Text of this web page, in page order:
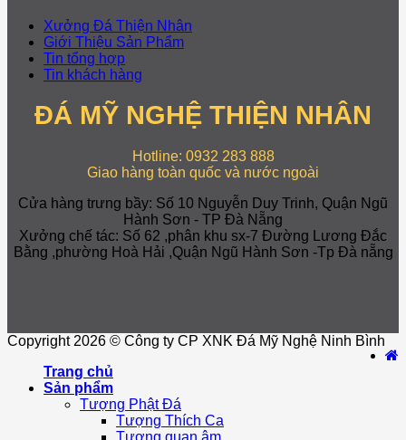
Xưởng Đá Thiện Nhân
Giới Thiệu Sản Phẩm
Tin tổng hợp
Tin khách hàng
ĐÁ MỸ NGHỆ THIỆN NHÂN
Hotline: 0932 283 888
Giao hàng toàn quốc và nước ngoài
Cửa hàng trưng bầy: Số 10 Nguyễn Duy Trinh, Quận Ngũ
Hành Sơn - TP Đà Nẵng
Xưởng chế tác: Số 62 ,phân khu sx-7 Đường Lương Đắc
Bằng ,phường Hoà Hải ,Quận Ngũ Hành Sơn -Tp Đà nẵng
Copyright 2026 © Công ty CP XNK Đá Mỹ Nghệ Ninh Bình
Trang chủ
Sản phẩm
Tượng Phật Đá
Tượng Thích Ca